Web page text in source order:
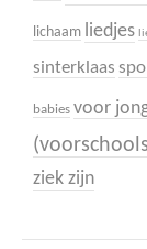
lichaam liedjes
sinterklaas
babies voor
ziek zijn